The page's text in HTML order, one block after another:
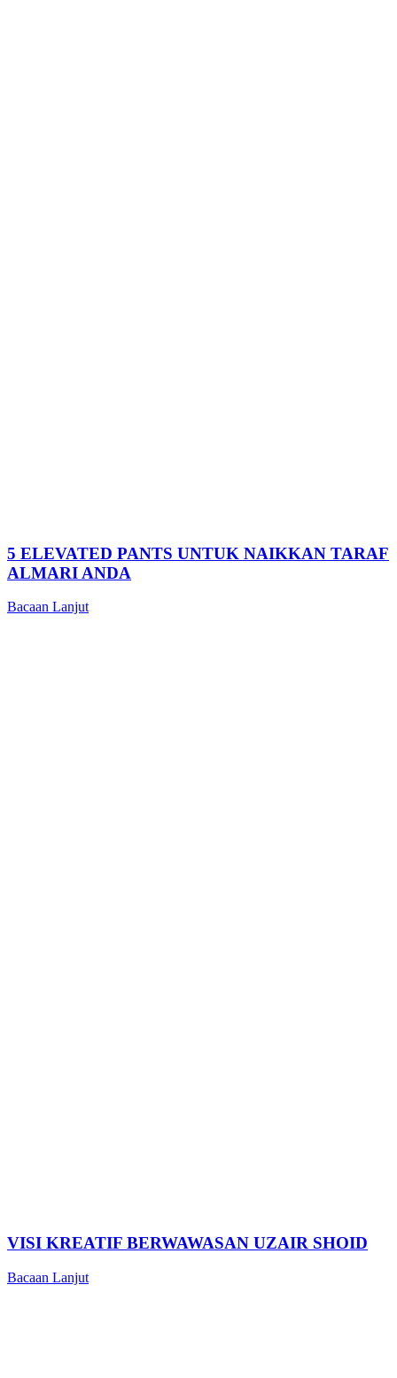
5 ELEVATED PANTS UNTUK NAIKKAN TARAF
ALMARI ANDA
Bacaan Lanjut
VISI KREATIF BERWAWASAN UZAIR SHOID
Bacaan Lanjut